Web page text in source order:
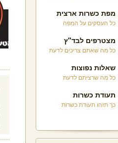
מפת כשרות ארצית
כל העסקים על המפה
מצטרפים לבד"ץ
כל מה שאתם צריכים לדעת
שאלות נפוצות
כל מה שרציתם לדעת
תעודת כשרות
כך תזהו תעודת כשרות